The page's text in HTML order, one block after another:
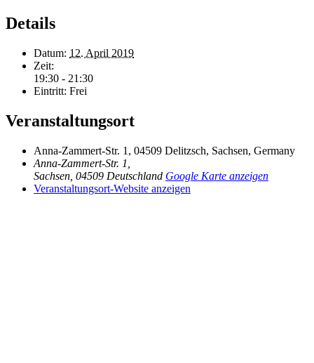
Details
Datum: 12. April 2019
Zeit:
19:30 - 21:30
Eintritt: Frei
Veranstaltungsort
Anna-Zammert-Str. 1, 04509 Delitzsch, Sachsen, Germany
Anna-Zammert-Str. 1,
Sachsen 04509 Deutschland Google Karte anzeigen
Veranstaltungsort-Website anzeigen